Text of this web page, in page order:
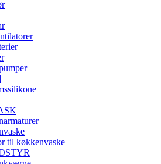
til køkkenvaske